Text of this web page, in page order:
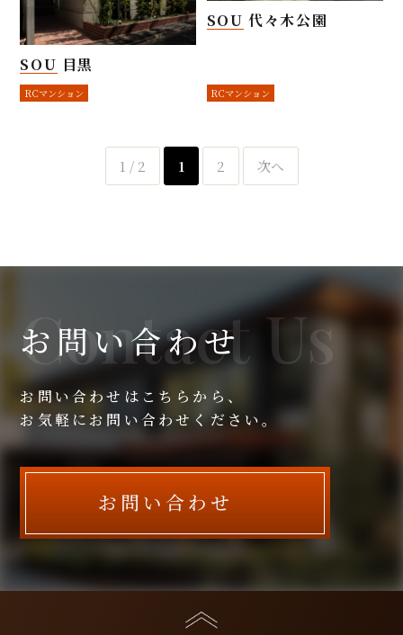
SOU 目黒
RCマンション
SOU 代々木公園
RCマンション
1 / 2 1 2 次へ
お問い合わせ
お問い合わせはこちらから、
お気軽にお問い合わせください。
お問い合わせ